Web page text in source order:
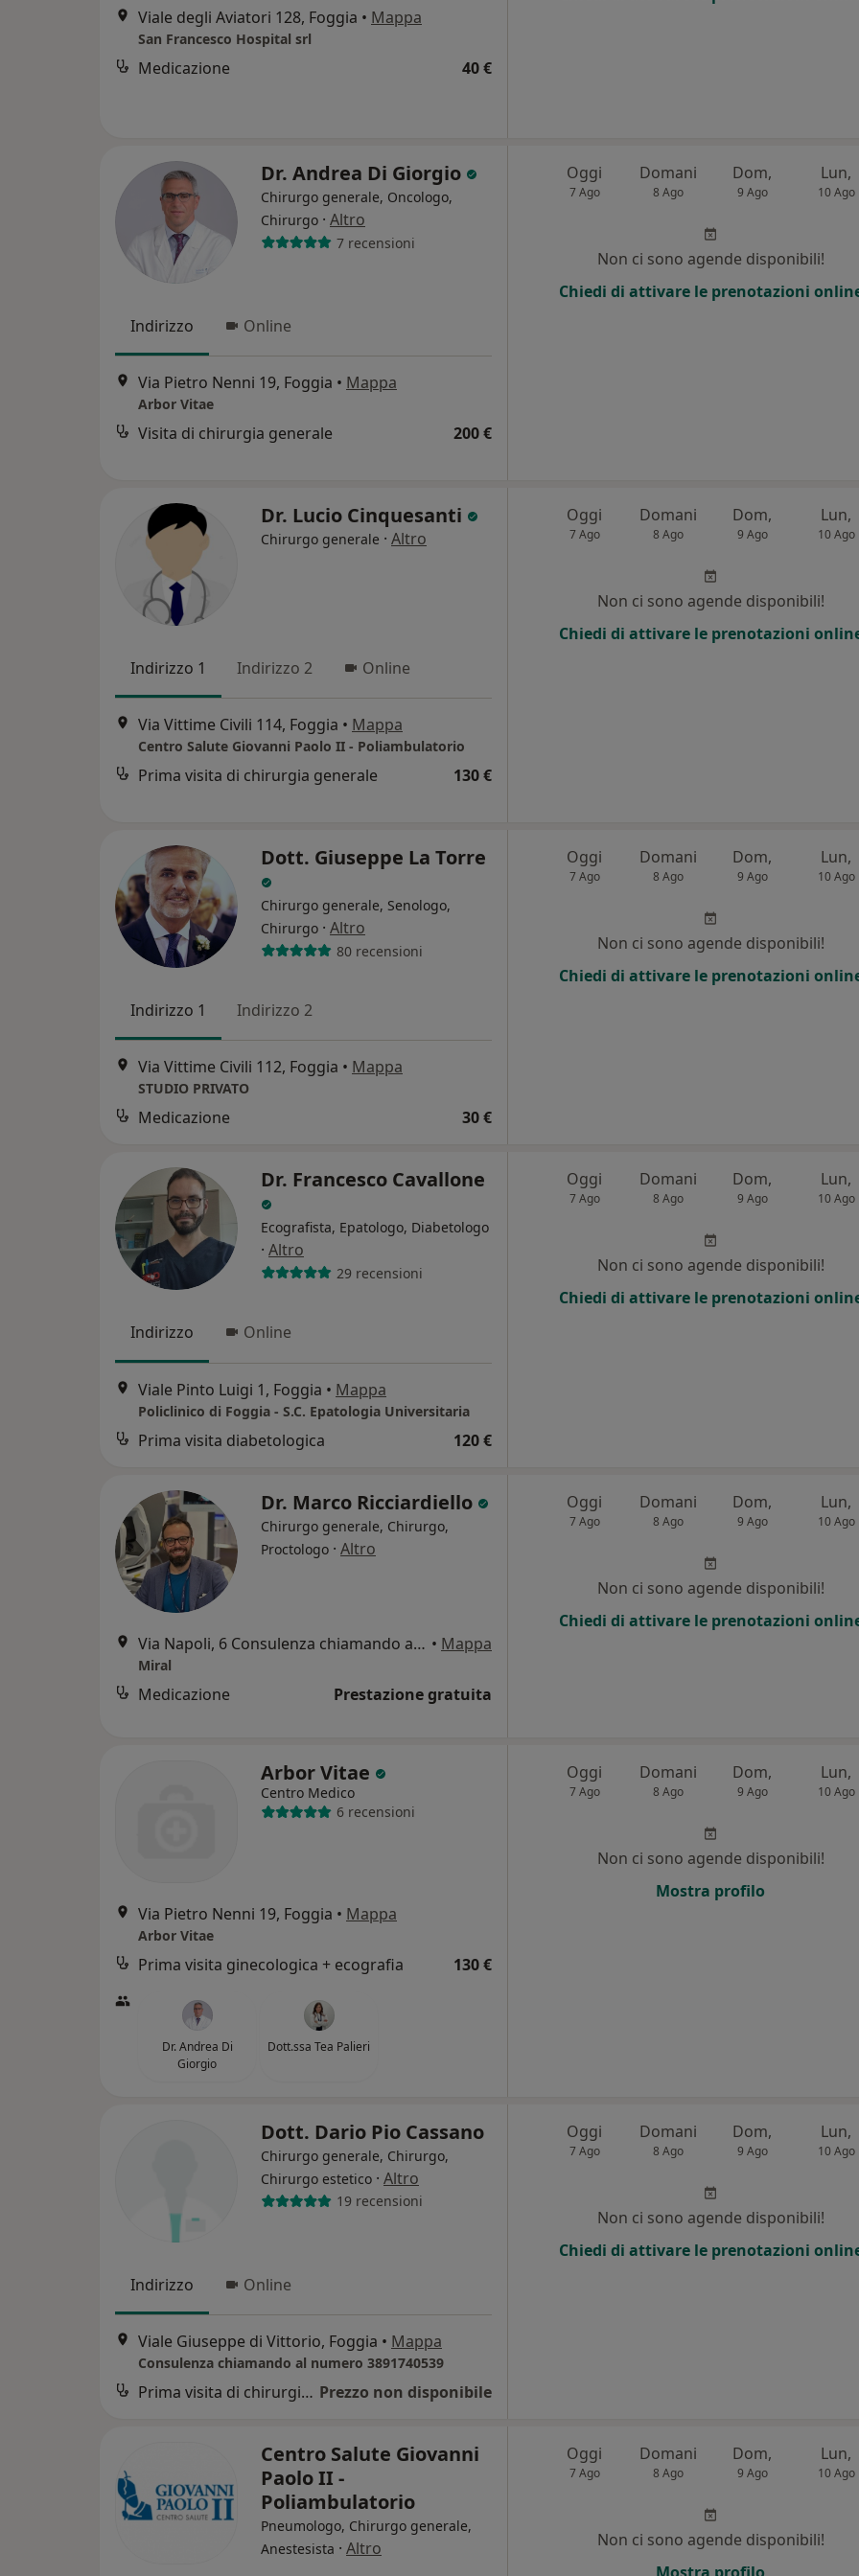
Viale degli Aviatori 128, Foggia • Mappa
San Francesco Hospital srl
Medicazione 40 €
Dr. Andrea Di Giorgio
Chirurgo generale, Oncologo,
Chirurgo · Altro
7 recensioni
Indirizzo Online
Via Pietro Nenni 19, Foggia • Mappa
Arbor Vitae
Visita di chirurgia generale 200 €
Oggi
7 Ago
Domani
8 Ago
Dom,
9 Ago
Lun,
10 Ago
Non ci sono agende disponibili!
Chiedi di attivare le prenotazioni
Dr. Lucio Cinquesanti
Chirurgo generale · Altro
Indirizzo 1 Indirizzo 2 Online
Via Vittime Civili 114, Foggia • Mappa
Centro Salute Giovanni Paolo II - Poliambulatorio
Prima visita di chirurgia generale 130 €
Oggi
7 Ago
Domani
8 Ago
Dom,
9 Ago
Lun,
10 Ago
Non ci sono agende disponibili!
Chiedi di attivare le prenotazioni
Dott. Giuseppe La Torre
Chirurgo generale, Senologo,
Chirurgo · Altro
80 recensioni
Indirizzo 1 Indirizzo 2
Via Vittime Civili 112, Foggia • Mappa
STUDIO PRIVATO
Medicazione 30 €
Oggi
7 Ago
Domani
8 Ago
Dom,
9 Ago
Lun,
10 Ago
Non ci sono agende disponibili!
Chiedi di attivare le prenotazioni
Dr. Francesco Cavallone
Ecografista, Epatologo, Diabetologo
· Altro
29 recensioni
Indirizzo Online
Viale Pinto Luigi 1, Foggia • Mappa
Policlinico di Foggia - S.C. Epatologia Universitaria
Prima visita diabetologica 120 €
Oggi
7 Ago
Domani
8 Ago
Dom,
9 Ago
Lun,
10 Ago
Non ci sono agende disponibili!
Chiedi di attivare le prenotazioni
Dr. Marco Ricciardiello
Chirurgo generale, Chirurgo,
Proctologo · Altro
Via Napoli, 6 Consulenza chiamando al numero 3881475645, Foggia • Mappa
Miral
Medicazione Prestazione gratuita
Oggi
7 Ago
Domani
8 Ago
Dom,
9 Ago
Lun,
10 Ago
Non ci sono agende disponibili!
Chiedi di attivare le prenotazioni
Arbor Vitae
Centro Medico
6 recensioni
Via Pietro Nenni 19, Foggia • Mappa
Arbor Vitae
Prima visita ginecologica + ecografia 130 €
Dr. Andrea Di
Giorgio
Dott.ssa Tea Palieri
Oggi
7 Ago
Domani
8 Ago
Dom,
9 Ago
Lun,
10 Ago
Non ci sono agende disponibili!
Mostra profilo
Dott. Dario Pio Cassano
Chirurgo generale, Chirurgo,
Chirurgo estetico · Altro
19 recensioni
Indirizzo Online
Viale Giuseppe di Vittorio, Foggia • Mappa
Consulenza chiamando al numero 3891740539
Prima visita di chirurgia generale Prezzo non disponibile
Oggi
7 Ago
Domani
8 Ago
Dom,
9 Ago
Lun,
10 Ago
Non ci sono agende disponibili!
Chiedi di attivare le prenotazioni
Centro Salute Giovanni
Paolo II -
Poliambulatorio
Pneumologo, Chirurgo generale,
Anestesista · Altro
Oggi
7 Ago
Domani
8 Ago
Dom,
9 Ago
Lun,
10 Ago
Non ci sono agende disponibili!